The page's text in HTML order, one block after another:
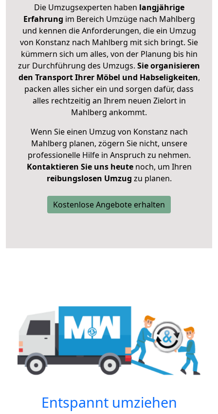
Die Umzugsexperten haben langjährige
Erfahrung im Bereich Umzüge nach Mahlberg
und kennen die Anforderungen, die ein Umzug
von Konstanz nach Mahlberg mit sich bringt. Sie
kümmern sich um alles, von der Planung bis hin
zur Durchführung des Umzugs. Sie organisieren
den Transport Ihrer Möbel und Habseligkeiten,
packen alles sicher ein und sorgen dafür, dass
alles rechtzeitig an Ihrem neuen Zielort in
Mahlberg ankommt.
Wenn Sie einen Umzug von Konstanz nach
Mahlberg planen, zögern Sie nicht, unsere
professionelle Hilfe in Anspruch zu nehmen.
Kontaktieren Sie uns heutenoch, um Ihren
reibungslosen Umzug zu planen.
Kostenlose Angebote erhalten
Entspannt umziehen